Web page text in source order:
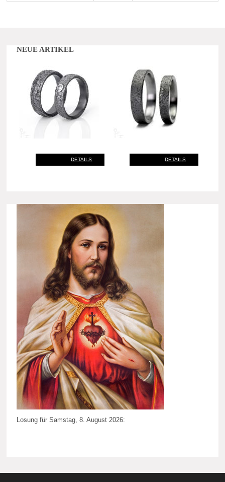
NEUE ARTIKEL
DETAILS DETAILS
Losung für Samstag, 8. August 2026: